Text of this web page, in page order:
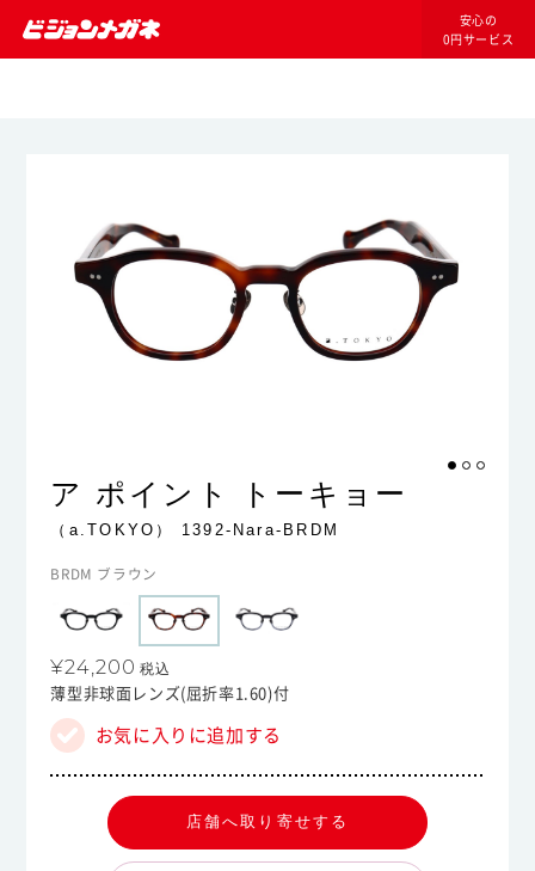
安心の
0円サービス
ア ポイント トーキョー
（a.TOKYO） 1392-Nara-BRDM
BRDM ブラウン
¥24,200 税込
薄型非球面レンズ(屈折率1.60)付
お気に入りに追加する
店舗へ取り寄せする